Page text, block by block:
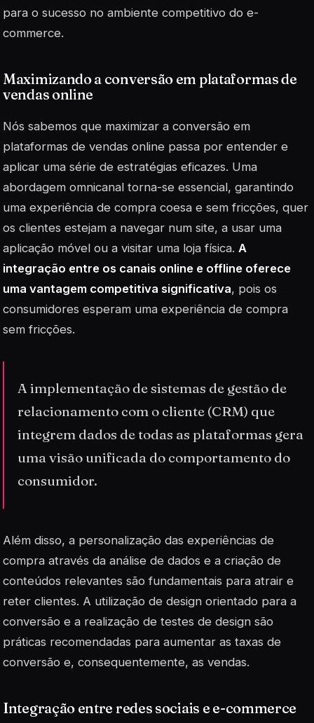
para o sucesso no ambiente competitivo do e-
commerce.
Maximizando a conversão em plataformas de
vendas online
Nós sabemos que maximizar a conversão em
plataformas de vendas online passa por entender e
aplicar uma série de estratégias eficazes. Uma
abordagem omnicanal torna-se essencial, garantindo
uma experiência de compra coesa e sem fricções, quer
os clientes estejam a navegar num site, a usar uma
aplicação móvel ou a visitar uma loja física. A
integração entre os canais online e offline oferece
uma vantagem competitiva significativa, pois os
consumidores esperam uma experiência de compra
sem fricções.
A implementação de sistemas de gestão de
relacionamento com o cliente (CRM) que
integrem dados de todas as plataformas gera
uma visão unificada do comportamento do
consumidor.
Além disso, a personalização das experiências de
compra através da análise de dados e a criação de
conteúdos relevantes são fundamentais para atrair e
reter clientes. A utilização de design orientado para a
conversão e a realização de testes de design são
práticas recomendadas para aumentar as taxas de
conversão e, consequentemente, as vendas.
Integração entre redes sociais e e-commerce